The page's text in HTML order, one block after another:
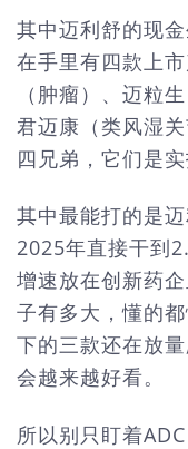
其中迈利舒的现
在手里有四款上
（肿瘤）、迈粒
君迈康（类风湿
四兄弟，它们是
其中最能打的是
2025年直接干到
增速放在创新药
子有多大，懂的
下的三款还在放
会越来越好看。
所以别只盯着